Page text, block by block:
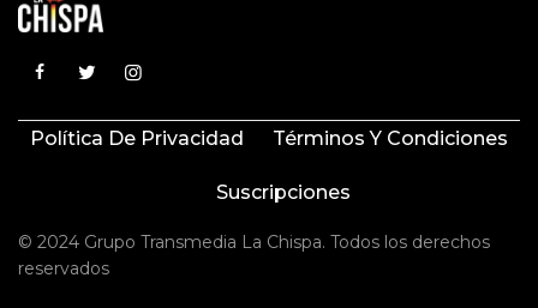
Política De Privacidad Términos Y Condiciones
Suscripciones
© 2024 Grupo Transmedia La Chispa. Todos los derechos
reservados